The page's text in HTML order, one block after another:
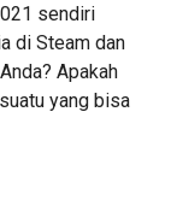
sendiri
di Steam dan
Apakah
yang bisa